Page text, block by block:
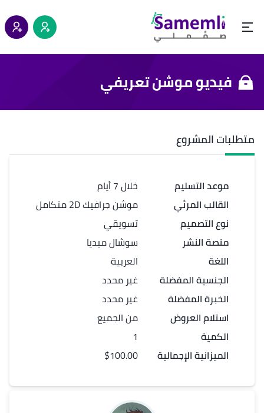
فيديو موشن تعريفي
متطلبات المشروع
موعد التسليم
القالب المرئي
نوع التصميم
منصة النشر
اللغة
الجنسية المفضلة
الخبرة المفضلة
استلام العروض
الكمية
الميزانية الإجمالية
خلال 7 أيام
موشن جرافيك 2D متكامل
تسويقي
سوشال ميديا
العربية
غير محدد
غير محدد
من الجميع
1
$100.00